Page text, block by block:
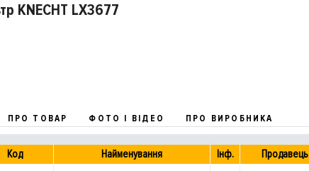
KNECHT LX3677
ПРО ТОВАР ФОТО І ВІДЕО ПРО ВИРОБНИКА
Код Найменування Інф. Продавець